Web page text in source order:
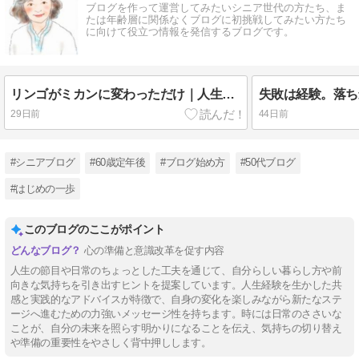
ブログを作って運営してみたいシニア世代の方たち、ま
たは年齢層に関係なくブログに初挑戦してみたい方たち
に向けて役立つ情報を発信するブログです。
リンゴがミカンに変わっただけ｜人生は、同じテーマを形を変えて運んでくる
29日前 44日前
#シニアブログ #60歳定年後 #ブログ始め方 #50代ブログ
#はじめの一歩
このブログのここがポイント
心の準備と意識改革を促す内容
人生の節目や日常のちょっとした工夫を通じて、自分らしい暮らし方や前
向きな気持ちを引き出すヒントを提案しています。人生経験を生かした共
感と実践的なアドバイスが特徴で、自身の変化を楽しみながら新たなステ
ージへ進むための力強いメッセージ性を持ちます。時には⽇常のささいな
ことが、自分の未来を照らす明かりになることを伝え、気持ちの切り替え
や準備の重要性をやさしく背中押しします。